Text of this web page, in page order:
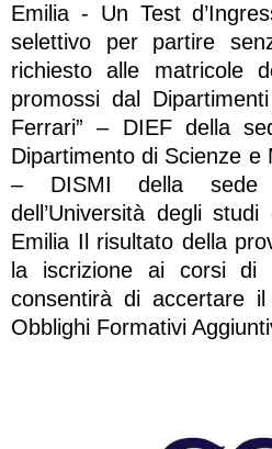
Emilia - Un Test
selettivo per partire
richiesto alle matricole
promossi dal
Ferrari” – DIEF della
Dipartimento di Scienze e
– DISMI della sede
dell’Università degli
Emilia Il risultato della
la iscrizione ai corsi di
consentirà di accertare
Obblighi Formativi